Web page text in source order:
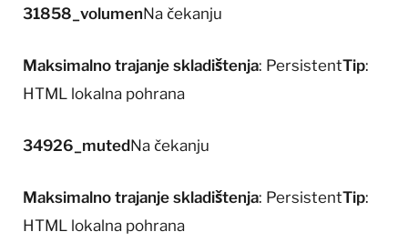
31858_volumenNa čekanju
Maksimalno trajanje skladištenja: PersistentTip:
HTML lokalna pohrana
34926_mutedNa čekanju
Maksimalno trajanje skladištenja: PersistentTip:
HTML lokalna pohrana